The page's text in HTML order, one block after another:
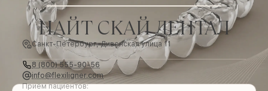
НАЙТ СКАЙ ДЕНТАЛ
Санкт-Петербург, Дивенская улица 11
8 (800) 555-90-56
info@flexiligner.com
Приём пациентов: